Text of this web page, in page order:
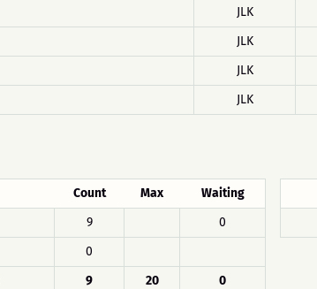
JLK
JLK
JLK
JLK
Count Max
Waiting
9
0
0
9 20
0